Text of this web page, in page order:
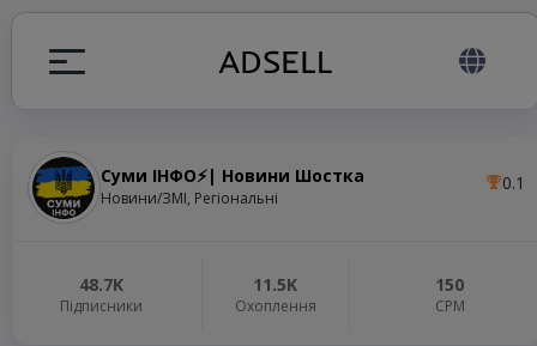
Суми ІНФО⚡️| Новини Шостка
Новини/ЗМІ, Регіональні
0.1
48.7K
Підписники
11.5K
Охоплення
150
СРМ